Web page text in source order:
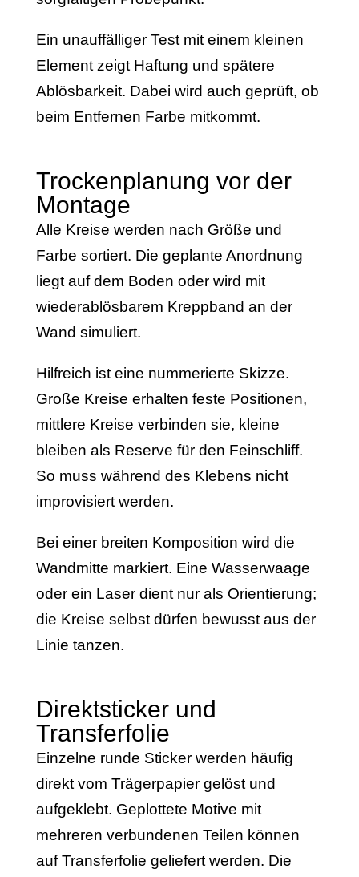
Ein unauffälliger Test mit einem kleinen
Element zeigt Haftung und spätere
Ablösbarkeit. Dabei wird auch geprüft, ob
beim Entfernen Farbe mitkommt.
Trockenplanung vor der
Montage
Alle Kreise werden nach Größe und
Farbe sortiert. Die geplante Anordnung
liegt auf dem Boden oder wird mit
wiederablösbarem Kreppband an der
Wand simuliert.
Hilfreich ist eine nummerierte Skizze.
Große Kreise erhalten feste Positionen,
mittlere Kreise verbinden sie, kleine
bleiben als Reserve für den Feinschliff.
So muss während des Klebens nicht
improvisiert werden.
Bei einer breiten Komposition wird die
Wandmitte markiert. Eine Wasserwaage
oder ein Laser dient nur als Orientierung;
die Kreise selbst dürfen bewusst aus der
Linie tanzen.
Direktsticker und
Transferfolie
Einzelne runde Sticker werden häufig
direkt vom Trägerpapier gelöst und
aufgeklebt. Geplottete Motive mit
mehreren verbundenen Teilen können
auf Transferfolie geliefert werden. Die